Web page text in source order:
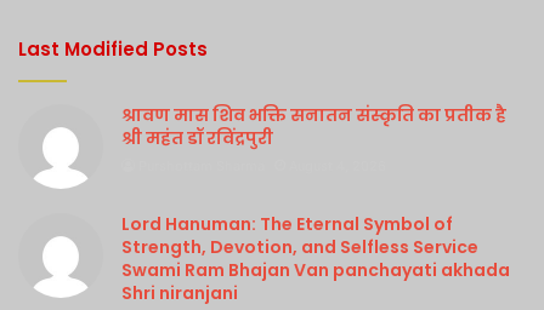
Last Modified Posts
श्रावण मास शिव भक्ति सनातन संस्कृति का प्रतीक है
श्री महंत डॉ रविंद्रपुरी
Lord Hanuman: The Eternal Symbol of
Strength, Devotion, and Selfless Service
Swami Ram Bhajan Van panchayati akhada
Shri niranjani